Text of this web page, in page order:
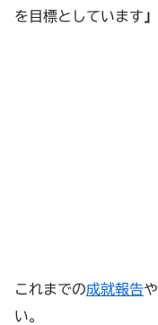
を目標としています 」
これまでの成就報告や
い。